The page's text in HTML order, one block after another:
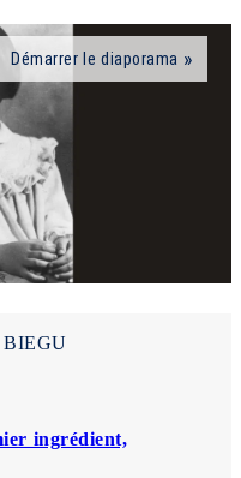
Démarrer le diaporama
ingrédient,